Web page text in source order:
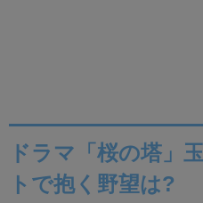
ドラマ「桜の塔
トで抱く野望は?